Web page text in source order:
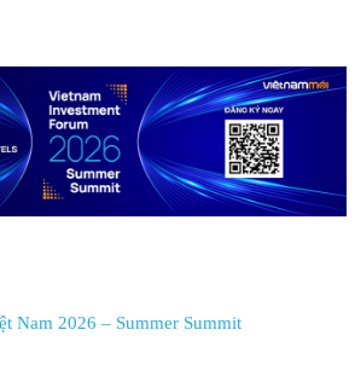
Nam 2026 – Summer Summit